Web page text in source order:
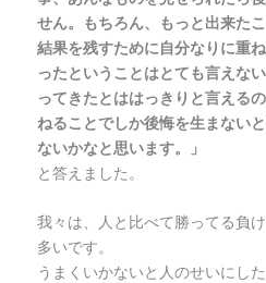
せん。もちろん、もっと出来た
結果を残すために自分なりに重
ったということはとても言えな
ってきたとははっきりと言える
ねることでしか後悔を生まない
ないかなと思います。」
と答えました。
我々は、人と比べて勝ってる負
多いです。
うまくいかないと人のせいにし